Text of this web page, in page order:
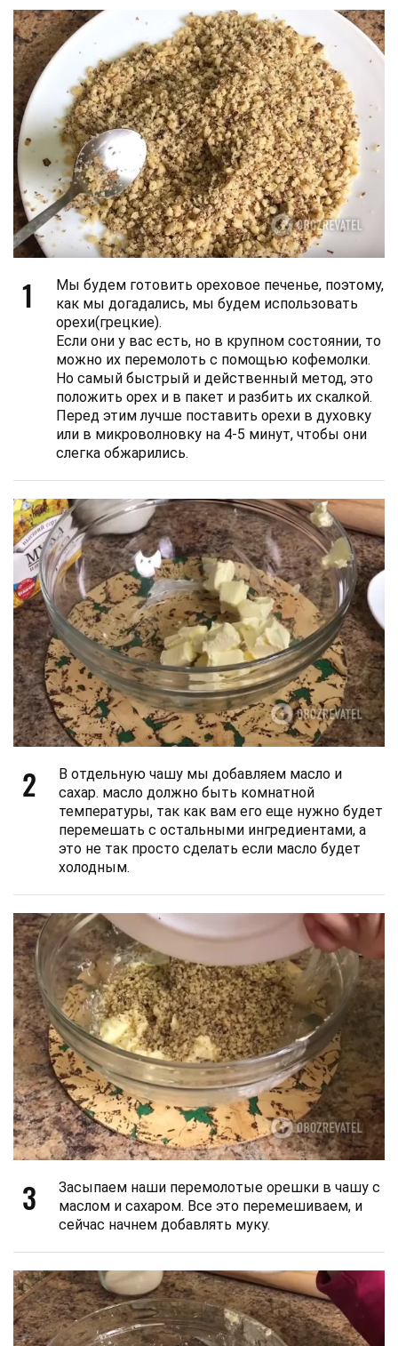
1
Мы будем готовить ореховое печенье, поэтому,
как мы догадались, мы будем использовать
орехи(грецкие).
Если они у вас есть, но в крупном состоянии, то
можно их перемолоть с помощью кофемолки.
Но самый быстрый и действенный метод, это
положить орех и в пакет и разбить их скалкой.
Перед этим лучше поставить орехи в духовку
или в микроволновку на 4-5 минут, чтобы они
слегка обжарились.
2
В отдельную чашу мы добавляем масло и
сахар. масло должно быть комнатной
температуры, так как вам его еще нужно будет
перемешать с остальными ингредиентами, а
это не так просто сделать если масло будет
холодным.
3
Засыпаем наши перемолотые орешки в чашу с
маслом и сахаром. Все это перемешиваем, и
сейчас начнем добавлять муку.